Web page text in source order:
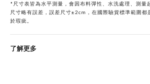
* 尺寸表皆為水平測量，會因布料彈性、水洗處理、測量
尺寸略有誤差，誤差尺寸±2cm，在國際驗貨標準範圍都
於瑕疵。
了解更多